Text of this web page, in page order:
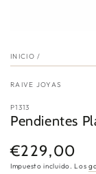
INICIO /
RAIVE JOYAS
P1313
Pendientes
Precio
regular
€229,00
Impuesto incluido. Los